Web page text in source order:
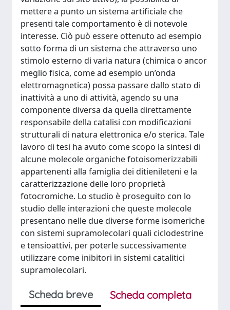
mettere a punto un sistema artificiale che
presenti tale comportamento è di notevole
interesse. Ciò può essere ottenuto ad esempio
sotto forma di un sistema che attraverso uno
stimolo esterno di varia natura (chimica o ancor
meglio fisica, come ad esempio un’onda
elettromagnetica) possa passare dallo stato di
inattività a uno di attività, agendo su una
componente diversa da quella direttamente
responsabile della catalisi con modificazioni
strutturali di natura elettronica e/o sterica. Tale
lavoro di tesi ha avuto come scopo la sintesi di
alcune molecole organiche fotoisomerizzabili
appartenenti alla famiglia dei ditienileteni e la
caratterizzazione delle loro proprietà
fotocromiche. Lo studio è proseguito con lo
studio delle interazioni che queste molecole
presentano nelle due diverse forme isomeriche
con sistemi supramolecolari quali ciclodestrine
e tensioattivi, per poterle successivamente
utilizzare come inibitori in sistemi catalitici
supramolecolari.
Scheda breve
Scheda completa